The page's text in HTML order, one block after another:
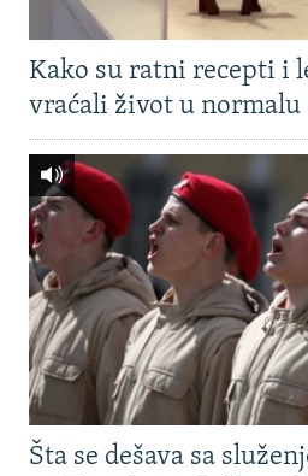
Kako su ratni recepti i
vraćali život u normalu
Šta se dešava sa